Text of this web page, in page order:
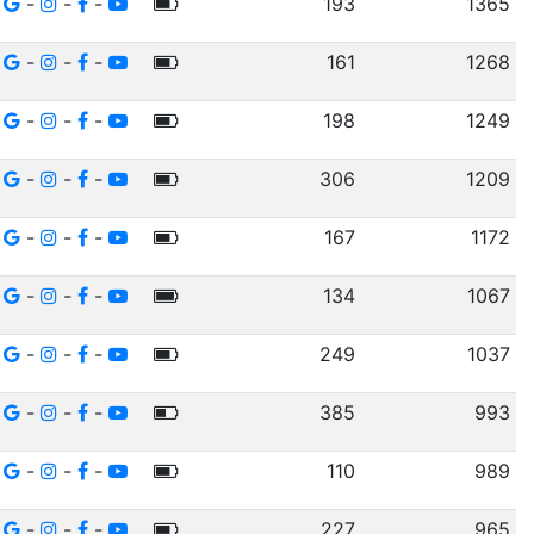
- - - 161 1268
- - - 198 1249
- - - 306 1209
- - - 167 1172
- - - 134 1067
- - - 249 1037
- - - 385 993
- - - 110 989
- - - 227 965